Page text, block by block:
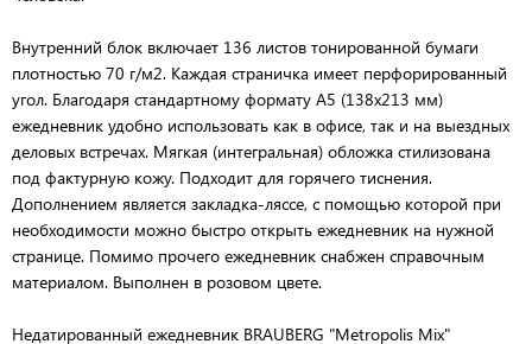
Внутренний блок включает 136 листов тонированной бумаги
плотностью 70 г/м2. Каждая страничка имеет перфорированный
угол. Благодаря стандартному формату А5 (138х213 мм)
ежедневник удобно использовать как в офисе, так и на выездных
деловых встречах. Мягкая (интегральная) обложка стилизована
под фактурную кожу. Подходит для горячего тиснения.
Дополнением является закладка-ляссе, с помощью которой при
необходимости можно быстро открыть ежедневник на нужной
странице. Помимо прочего ежедневник снабжен справочным
материалом. Выполнен в розовом цвете.
Недатированный ежедневник BRAUBERG "Metropolis Mix"